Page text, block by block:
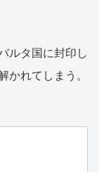
ルタ国に封印し
かれてしまう。